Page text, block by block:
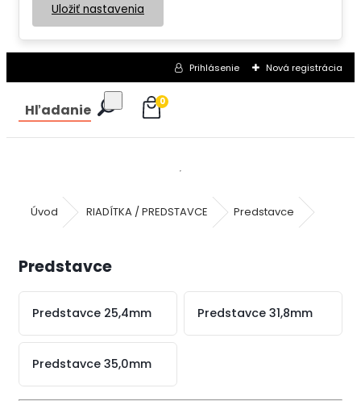
Uložiť nastavenia
Prihlásenie Nová registrácia
Hľadanie 0
Úvod RIADÍTKA / PREDSTAVCE Predstavce
Predstavce
Predstavce 25,4mm Predstavce 31,8mm
Predstavce 35,0mm